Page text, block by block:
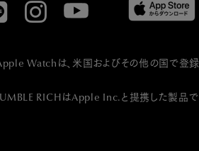
Watchは、⽶国およびその他の国で登
RICHはApple Inc.と提携した製品で